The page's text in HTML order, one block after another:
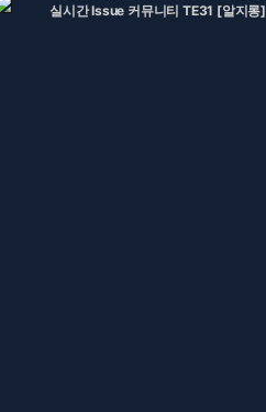
실시간 Issue 커뮤니티 TE31 [알지